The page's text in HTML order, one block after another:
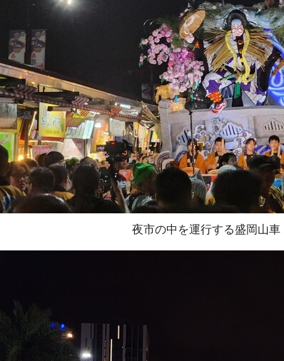
夜市の中を運行する盛岡山車